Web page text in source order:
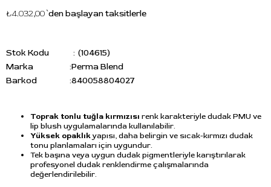
₺4.032,00`den başlayan taksitlerle
Stok Kodu
(104615)
Marka
:Perma Blend
Barkod
:840058804027
Toprak tonlu tuğla kırmızısı renk karakteriyle dudak PMU ve
lip blush uygulamalarında kullanılabilir.
Yüksek opaklıkyapısı, daha belirgin ve sıcak-kırmızı dudak
tonu planlamaları için uygundur.
Tek başına veya uygun dudak pigmentleriyle karıştırılarak
profesyonel dudak renklendirme çalışmalarında
değerlendirilebilir.